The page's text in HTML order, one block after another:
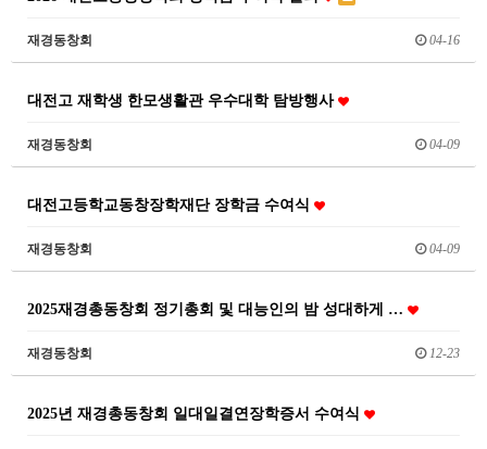
재경동창회 04-16
대전고 재학생 한모생활관 우수대학 탐방행사
재경동창회 04-09
대전고등학교동창장학재단 장학금 수여식
재경동창회 04-09
2025재경총동창회 정기총회 및 대능인의 밤 성대하게 …
재경동창회 12-23
2025년 재경총동창회 일대일결연장학증서 수여식